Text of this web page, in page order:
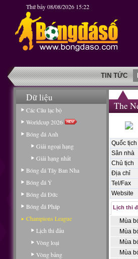
Thứ bảy 08/08/2026 15:22
TIN TỨC
Dữ liệu
Các Câu lạc bộ
Worldcup 2026
Bóng đá Anh
Giải ngoại hạng
Giải hạng nhất
Bóng đá Tây Ban Nha
Bóng đá Ý
Bóng đá Đức
Bóng đá Pháp
Champions League
Lịch thi đấu
Vòng loại
Vòng bảng
The
Quốc tịch
Sân nhà
Chủ tịch
Địa chỉ
Tel/Fax
Website
Lịch thi
Mùa
Mùa
Mùa
Mùa